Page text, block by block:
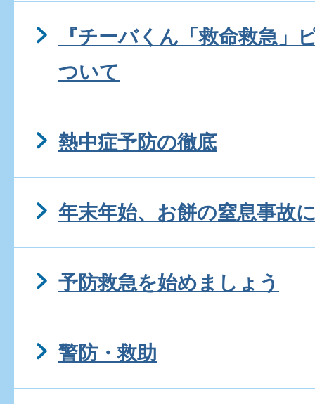
『チーバくん「救命救急」
ついて
熱中症予防の徹底
年末年始、お餅の窒息事故
予防救急を始めましょう
警防・救助